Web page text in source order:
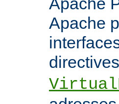
Apache
directives